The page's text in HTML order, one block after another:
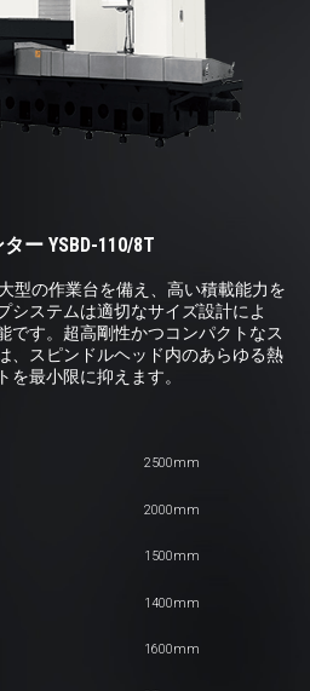
ー YSBD-110/8T
型の作業台を備え、高い積載能力を
システムは適切なサイズ設計によ
です。超高剛性かつコンパクトなス
、スピンドルヘッド内のあらゆる熱
最小限に抑えます。
2500mm
2000mm
1500mm
1400mm
1600mm